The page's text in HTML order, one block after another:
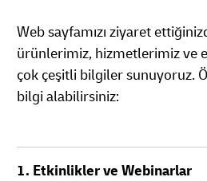
Web sayfamızı ziyaret
ürünlerimiz, hizmetlerimiz ve
çok çeşitli bilgiler sunuyoruz.
bilgi alabilirsiniz:
1. Etkinlikler ve Webinarlar